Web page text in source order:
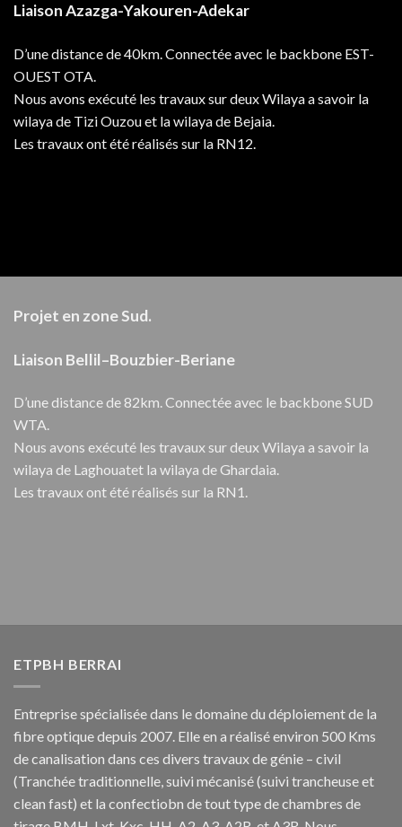
Liaison Azazga-Yakouren-Adekar
D’une distance de 40km. Connectée avec le backbone EST-
OUEST OTA.
Nous avons exécuté les travaux sur deux Wilaya a savoir la
wilaya de Tizi Ouzou et la wilaya de Bejaia.
Les travaux ont été réalisés sur la RN12.
Projet en zone Sud.
Liaison Bellil–Bouzbier-Beriane
D’une distance de 82km. Connectée avec le backbone SUD
WTA.
Nous avons exécuté les travaux sur deux Wilaya a savoir la
wilaya de Laghouatet la wilaya de Ghardaia.
Les travaux ont été réalisés sur la RN1.
ETPBH BERRAI
Entreprise spécialisée dans le domaine du déploiement de la
fibre optique depuis 2007. Elle en a réalisé environ 500 Kms
de canalisation dans ces divers travaux de génie – civil
(Tranchée traditionnelle, suivi mécanisé (suivi trancheuse et
clean fast) et la confectiobn de tout type de chambres de